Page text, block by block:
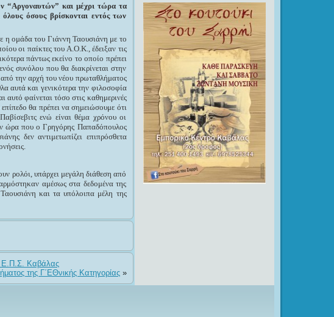
“Αργοναυτών” και μέχρι τώρα τα
όσους βρίσκονται εντός των
η ομάδα του Γιάννη Ταουσιάνη με το
οι παίκτες του Α.Ο.Κ., έδειξαν τις
πάντως εκείνο το οποίο πρέπει
συνόλου που θα διακρίνεται στην
την αρχή του νέου πρωταθλήματος
αυτά και γενικότερα την φιλοσοφία
αυτό φαίνεται τόσο στις καθημερινές
θα πρέπει να σημειώσουμε ότι
ενώ είναι θέμα χρόνου οι
ώρα που ο Γρηγόρης Παπαδόπουλος
δεν αντιμετωπίζει επιπρόσθετα
ρολόι, υπάρχει μεγάλη διάθεση από
αμέσως στα δεδομένα της
και τα υπόλοιπα μέλη της
Ε.Π.Σ. Καβάλας
της Γ΄ΕΘνικής Κατηγορίας»